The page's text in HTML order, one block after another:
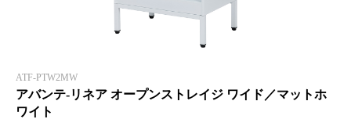
ATF-PTW2MW
アバンテ-リネア オープンストレイジ ワイド／マットホ
ワイト